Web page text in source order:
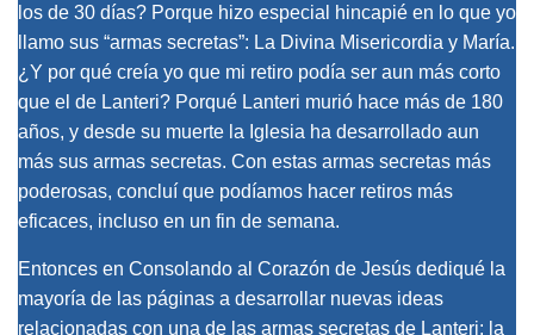
los de 30 días? Porque hizo especial hincapié en lo que yo
llamo sus “armas secretas”: La Divina Misericordia y María.
¿Y por qué creía yo que mi retiro podía ser aun más corto
que el de Lanteri? Porqué Lanteri murió hace más de 180
años, y desde su muerte la Iglesia ha desarrollado aun
más sus armas secretas. Con estas armas secretas más
poderosas, concluí que podíamos hacer retiros más
eficaces, incluso en un fin de semana.
Entonces en Consolando al Corazón de Jesús dediqué la
mayoría de las páginas a desarrollar nuevas ideas
relacionadas con una de las armas secretas de Lanteri: la